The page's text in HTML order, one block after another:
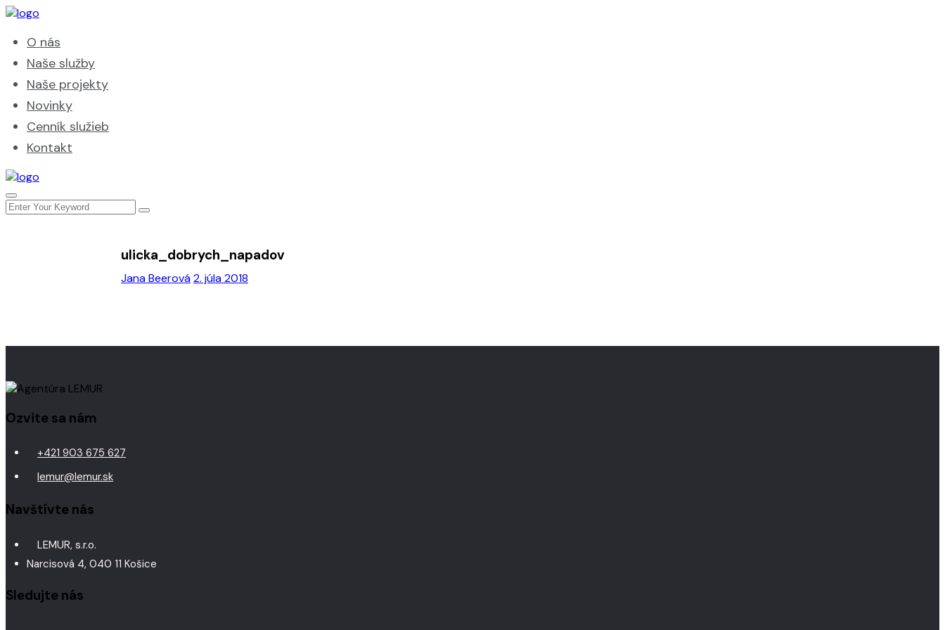
O nás
Naše služby
Naše projekty
Novinky
Cenník služieb
Kontakt
Jana Beerová2. júla 2018
ulicka_dobrych_napadov
Ozvite sa nám
+421 903 675 627
lemur@lemur.sk
Navštívte nás
LEMUR, s.r.o.
Narcisová 4, 040 11 Košice
Sledujte nás